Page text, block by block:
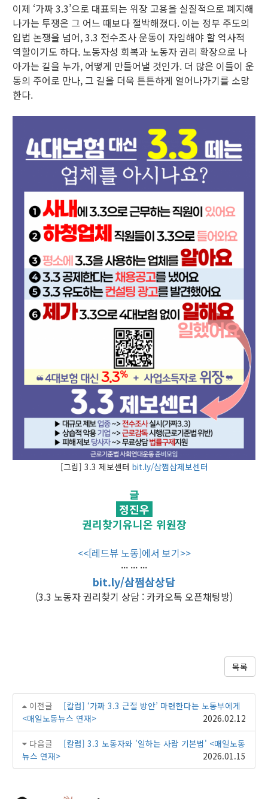
이제 ‘가짜 3.3’으로 대표되는 위장 고용을 실질적으로 폐지해
나가는 투쟁은 그 어느 때보다 절박해졌다. 이는 정부 주도의
입법 논쟁을 넘어, 3.3 전수조사 운동이 자임해야 할 역사적
역할이기도 하다. 노동자성 회복과 노동자 권리 확장으로 나
아가는 길을 누가, 어떻게 만들어낼 것인가. 더 많은 이들이 운
동의 주어로 만나, 그 길을 더욱 튼튼하게 열어나가기를 소망
한다.
[그림] 3.3 제보센터 bit.ly/삼쩜삼제보센터
글
정진우
권리찾기유니온 위원장
<<[레드뷰 노동]에서 보기>>
··· ··· ···
bit.ly/삼쩜삼상담
(3.3 노동자 권리찾기 상담 : 카카오톡 오픈채팅방)
목록
이전글
[칼럼] ‘가짜 3.3 근절 방안’ 마련한다는 노동부에게
<매일노동뉴스 연재>
2026.02.12
다음글
[칼럼] 3.3 노동자와 '일하는 사람 기본법' <매일노동
뉴스 연재>
2026.01.15